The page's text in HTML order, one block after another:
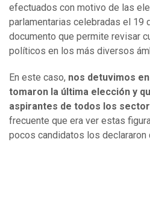
efectuados con motivo de las
parlamentarias celebradas el 19
documento que permite revisar
políticos en los más diversos
En este caso, nos detuvimos
tomaron la última elección y
aspirantes de todos los
frecuente que era ver estas
pocos candidatos los declararon